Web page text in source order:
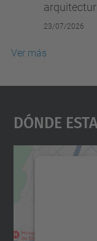
23/07/2026
Ver más
Dónde